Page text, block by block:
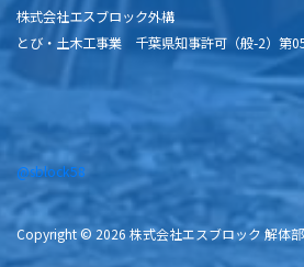
株式会社エスブロック外構
とび・土木工事業 千葉県知事許可（般-2）第
@sblock58
Copyright © 2026 株式会社エスブロック 解体部